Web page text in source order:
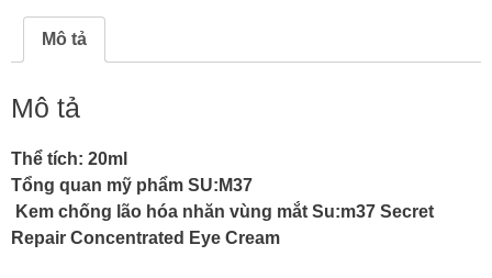
Secret
Repair
Concentrated
Cream.
lượng
Mô tả
Mô tả
Thể tích: 20ml
Tổng quan mỹ phẩm SU:M37
Kem chống lão hóa nhăn vùng mắt Su:m37 Secret
Repair Concentrated Eye Cream